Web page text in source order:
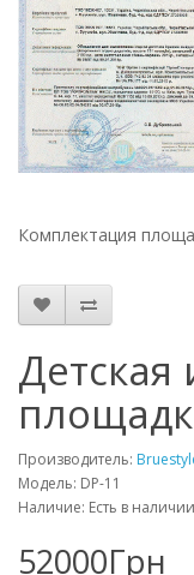
Комплектация
Детская
Производитель:
Модель: DP-11
Наличие: Есть в наличии
52000Грн